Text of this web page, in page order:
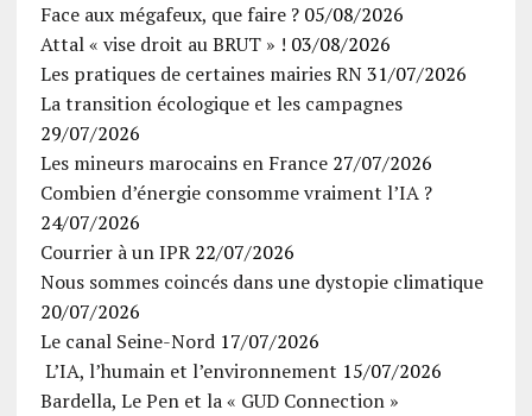
Face aux mégafeux, que faire ? 05/08/2026
Attal « vise droit au BRUT » ! 03/08/2026
Les pratiques de certaines mairies RN 31/07/2026
La transition écologique et les campagnes
29/07/2026
Les mineurs marocains en France 27/07/2026
Combien d’énergie consomme vraiment l’IA ?
24/07/2026
Courrier à un IPR 22/07/2026
Nous sommes coincés dans une dystopie climatique
20/07/2026
Le canal Seine-Nord 17/07/2026
L’IA, l’humain et l’environnement 15/07/2026
Bardella, Le Pen et la « GUD Connection »